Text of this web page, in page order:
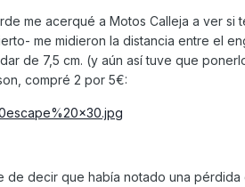
me acerqué a Motos Calleja a ver
me midieron la distancia entre el
de 7,5 cm. (y aún así tuve que
compré 2 por 5€:
de decir que había notado una